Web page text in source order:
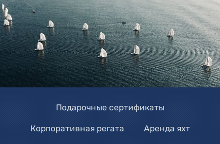
Подарочные сертификаты
Корпоративная регата Аренда яхт